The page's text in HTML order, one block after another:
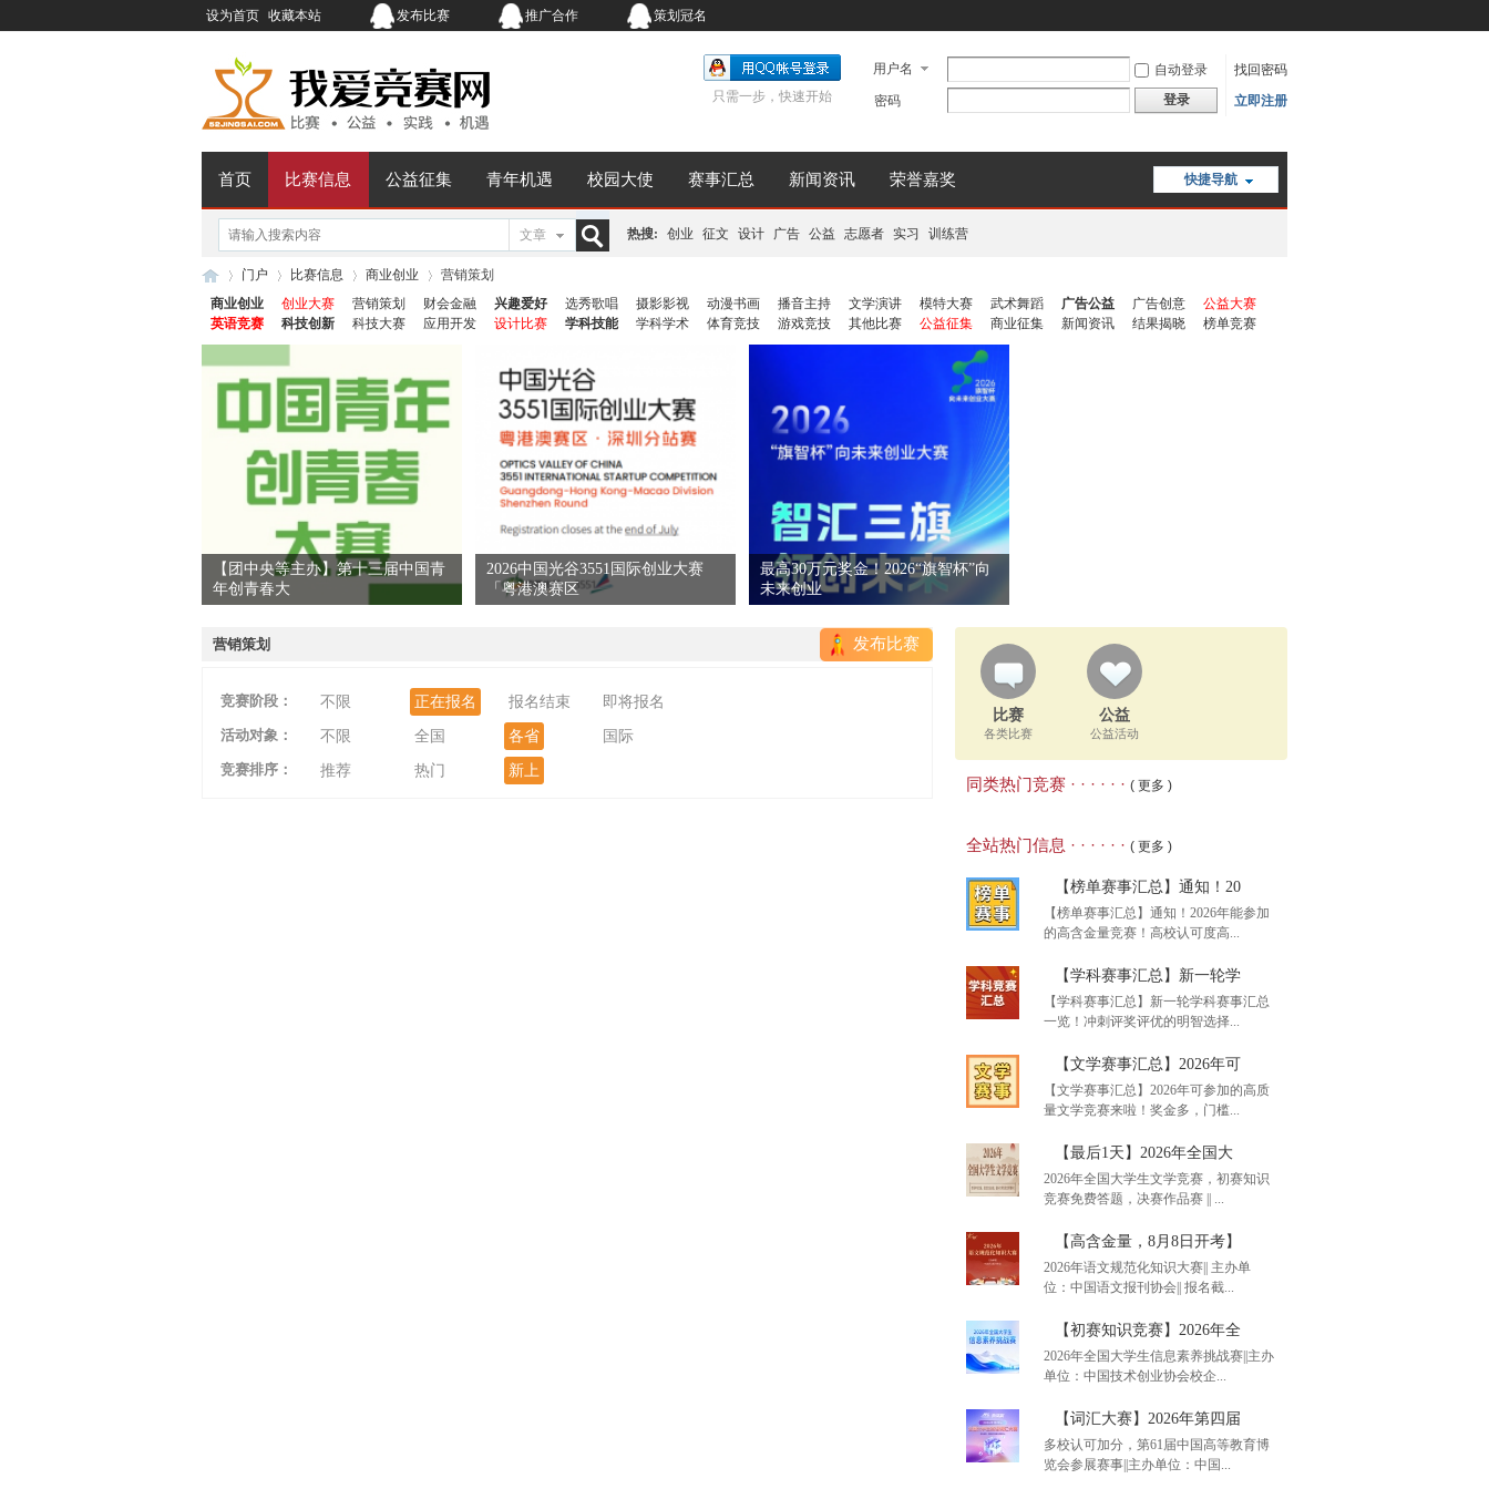
设为首页 收藏本站 发布比赛 推广合作 策划冠名
用户名 自动登录
找回密码
密码
登录 立即注册
只需一步，快速开始
快捷导航
首页 比赛信息 公益征集 青年机遇 校园大使 赛事汇总 新闻资讯 荣誉嘉奖
文章 热搜: 创业 征文 设计 广告 公益 志愿者 实习 训练营
我
爱
›
门户
›
比赛信息 商业创业
营销策划
商业创业
创业大赛 营销策划 财会金融 兴趣爱好 选秀歌唱 摄影影视 动漫书画 播音主持 文学演讲 模特大赛 武术舞蹈 广告公益 广告创意
公益大赛
英语竞赛
科技创新 科技大赛 应用开发 设计比赛 学科技能 学科学术 体育竞技 游戏竞技 其他比赛 公益征集 商业征集 新闻资讯 结果揭晓 榜单竞赛
【团中央等主办】第十三届中国青
年创青春大
2026中国光谷3551国际创业大赛
「粤港澳赛区
最高30万元奖金！2026“旗智杯”向
未来创业
发布比赛
营销策划
竞赛阶段： 不限 正在报名 报名结束
即将报名
活动对象：
不限 全国 各省
国际
竞赛排序：
推荐 热门 新上
比赛
各类比赛
公益
公益活动
同类热门竞赛 · · · · · · ( 更多 )
全站热门信息 · · · · · · ( 更多 )
【榜单赛事汇总】通知！20
【榜单赛事汇总】通知！2026年能参加
的高含金量竞赛！高校认可度高...
【榜单赛事汇总】通知！20
【学科赛事汇总】新一轮学
【学科赛事汇总】新一轮学科赛事汇总
一览！冲刺评奖评优的明智选择...
【学科赛事汇总】新一轮学
【文学赛事汇总】2026年可
【文学赛事汇总】2026年可参加的高质
量文学竞赛来啦！奖金多，门槛...
【文学赛事汇总】2026年可
【最后1天】2026年全国大
2026年全国大学生文学竞赛，初赛知识
竞赛免费答题，决赛作品赛 || ...
【最后1天】2026年全国大
【高含金量，8月8日开考】
2026年语文规范化知识大赛|| 主办单
位：中国语文报刊协会|| 报名截...
【高含金量，8月8日开考】
【初赛知识竞赛】2026年全
2026年全国大学生信息素养挑战赛||主办
单位：中国技术创业协会校企...
【初赛知识竞赛】2026年全
【词汇大赛】2026年第四届
多校认可加分，第61届中国高等教育博
览会参展赛事||主办单位：中国...